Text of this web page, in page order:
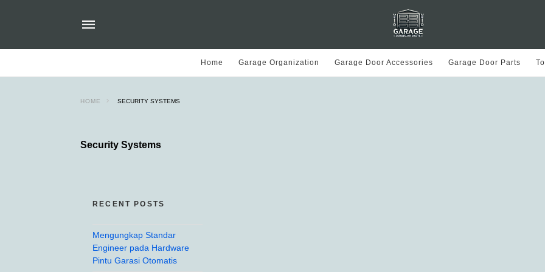
Home Garage Organization Garage Door Accessories Garage Door Parts
HOME SECURITY SYSTEMS
Security Systems
RECENT POSTS
Mengungkap Standar
Engineer pada Hardware
Pintu Garasi Otomatis